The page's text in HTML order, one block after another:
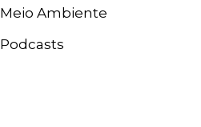
Meio Ambiente
Podcasts